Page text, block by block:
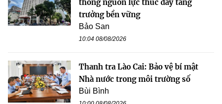
thông nguồn lực thúc đẩy tăng
trưởng bền vững
Bảo San
10:04 08/08/2026
Thanh tra Lào Cai: Bảo vệ bí mật
Nhà nước trong môi trường số
Bùi Bình